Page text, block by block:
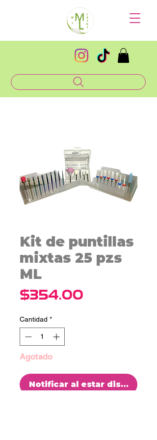
Kit de puntillas
mixtas 25 pzs
ML
$354.00
Cantidad *
Agotado
Notificar al estar disponible